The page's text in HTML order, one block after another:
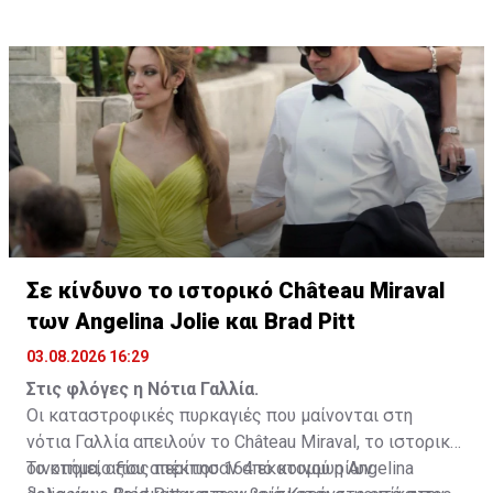
Σε κίνδυνο το ιστορικό Château Miraval
των Angelina Jolie και Brad Pitt
03.08.2026 16:29
Στις φλόγες η Νότια Γαλλία.
Οι καταστροφικές πυρκαγιές που μαίνονται στη
νότια Γαλλία απειλούν το Château Miraval, το ιστορικό
οινοποιείο που απέκτησαν από κοινού η Angelina
Το κτήμα, αξίας περίπου 164 εκατομμυρίων